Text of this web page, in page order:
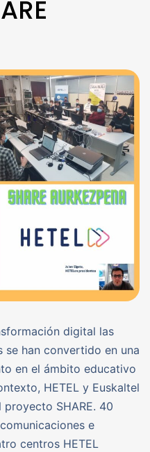
digital las
se han convertido en una
en el ámbito educativo
HETEL y Euskaltel
proyecto SHARE. 40
e
centros HETEL